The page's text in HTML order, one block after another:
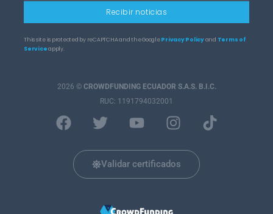
email
Recibir noticias
This site is protected by reCAPTCHA and the GooglePrivacy Policyand Terms of
Serviceapply.
2026 © CROWDFUNDING ECUADOR S.A.S. B.I.C.
RUC: 1191794032001
Validar certificados